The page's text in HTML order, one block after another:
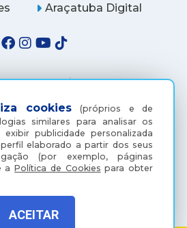
cookies (próprios e de
similares para analisar os
publicidade personalizada
elaborado a partir dos seus
(por exemplo, páginas
aPolítica de Cookies para obter
ACEITAR
Araçatuba Digital